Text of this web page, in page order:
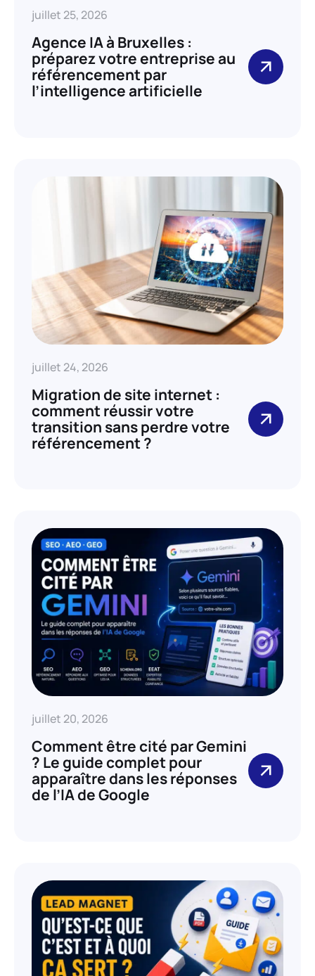
juillet 25, 2026
Agence IA à Bruxelles :
préparez votre entreprise au
référencement par
l’intelligence artificielle
juillet 24, 2026
Migration de site internet :
comment réussir votre
transition sans perdre votre
référencement ?
juillet 20, 2026
Comment être cité par Gemini
? Le guide complet pour
apparaître dans les réponses
de l’IA de Google